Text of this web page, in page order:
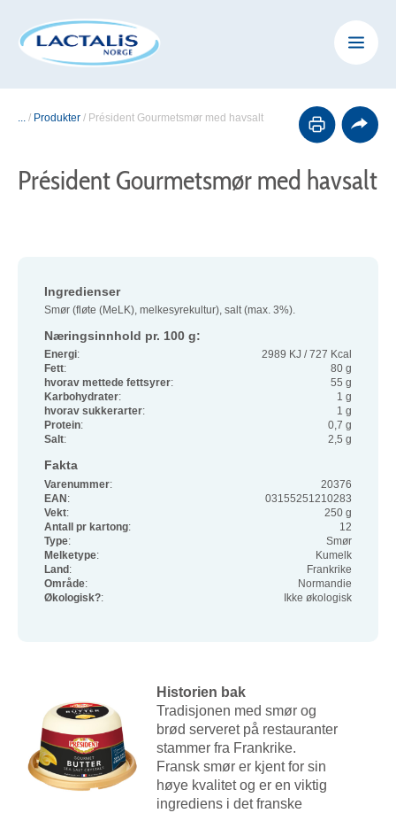
... / Produkter / Président Gourmetsmør med havsalt
Président Gourmetsmør med havsalt
Historien bak
Tradisjonen med smør og
brød serveret på restauranter
stammer fra Frankrike.
Fransk smør er kjent for sin
høye kvalitet og er en viktig
ingrediens i det franske
Ingredienser
Smør (fløte (MeLK), melkesyrekultur), salt (max. 3%).
Næringsinnhold pr. 100 g:
Energi:
2989 KJ / 727 Kcal
Fett:
80 g
hvorav mettede fettsyrer:
55 g
Karbohydrater:
1 g
hvorav sukkerarter:
1 g
Protein:
0,7 g
Salt: 2,5 g
Fakta
Varenummer:
20376
EAN:
03155251210283
Vekt:
250 g
Antall pr kartong:
12
Type:
Smør
Melketype:
Kumelk
Land:
Frankrike
Område:
Normandie
Økologisk?: Ikke økologisk